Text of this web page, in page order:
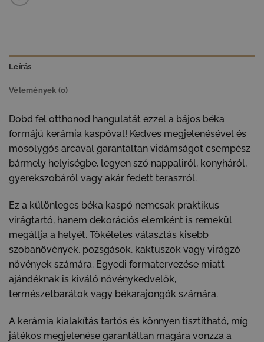
Leírás
Vélemények (0)
Dobd fel otthonod hangulatát ezzel a bájos béka
formájú kerámia kaspóval! Kedves megjelenésével és
mosolygós arcával garantáltan vidámságot csempész
bármely helyiségbe, legyen szó nappaliról, konyháról,
gyerekszobáról vagy akár fedett teraszról.
Ez a különleges béka kaspó nemcsak praktikus
virágtartó, hanem dekorációs elemként is remekül
megállja a helyét. Tökéletes választás kisebb
szobanövények, pozsgások, kaktuszok vagy virágzó
növények számára. Egyedi formatervezése miatt
ajándéknak is kiváló növénykedvelők,
természetbarátok vagy békarajongók számára.
A kerámia kialakítás tartós és könnyen tisztítható, míg
játékos megjelenése garantáltan magára vonzza a